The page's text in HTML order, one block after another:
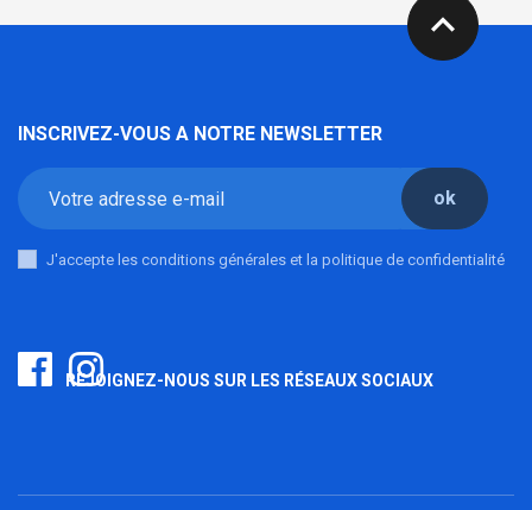
expand_less
INSCRIVEZ-VOUS A NOTRE NEWSLETTER
ok
J'accepte les conditions générales et la politique de confidentialité
REJOIGNEZ-NOUS SUR LES RÉSEAUX SOCIAUX